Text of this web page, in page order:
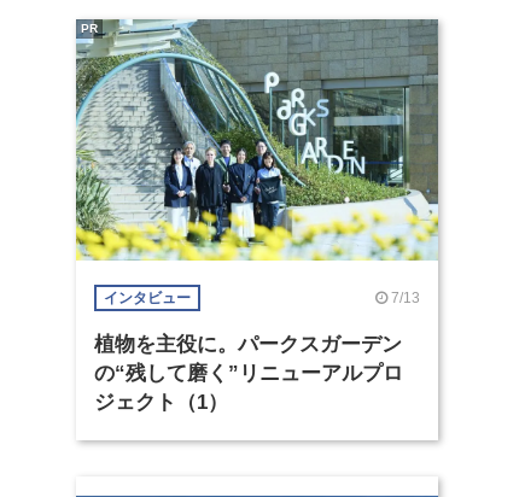
インタビュー 7/13
植物を主役に。パークスガーデン
の“残して磨く”リニューアルプロ
ジェクト（1）
PR